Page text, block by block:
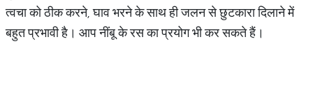
त्वचा को ठीक करने, घाव भरने के साथ ही जलन से छुटकारा दिलाने में
बहुत प्रभावी है। आप नींबू के रस का प्रयोग भी कर सकते हैं।